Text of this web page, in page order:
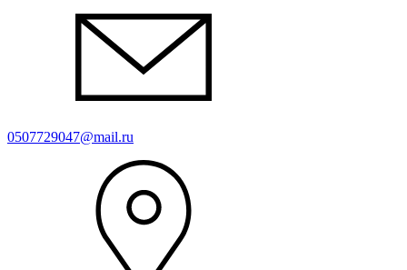
0507729047@mail.ru